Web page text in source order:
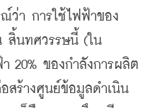
ว่า การใช้ไฟฟ้าของ
สิ้นทศวรรษนี้ (ใน
20% ของกำลังการผลิต
สร้างศูนย์ข้อมูลดำเนิน